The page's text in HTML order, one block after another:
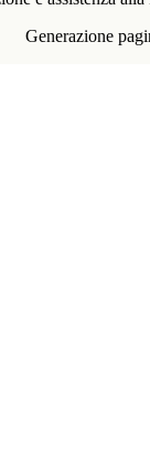
Generazione